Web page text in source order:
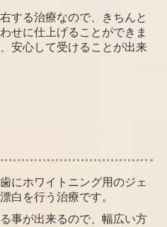
する治療なので、きちんと
せに仕上げることができま
安心して受けることが出来
にホワイトニング用のジェ
白を行う治療です。
事が出来るので、幅広い方